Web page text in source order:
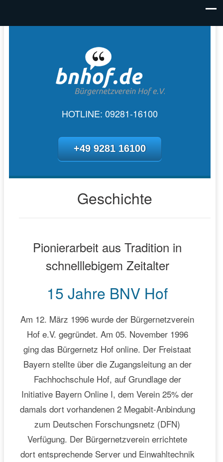
HOTLINE: 09281-16100
+49 9281 16100
Geschichte
Pionierarbeit aus Tradition in
schnelllebigem Zeitalter
15 Jahre BNV Hof
Am 12. März 1996 wurde der Bürgernetzverein
Hof e.V. gegründet. Am 05. November 1996
ging das Bürgernetz Hof online. Der Freistaat
Bayern stellte über die Zugangsleitung an der
Fachhochschule Hof, auf Grundlage der
Initiative Bayern Online I, dem Verein 25% der
damals dort vorhandenen 2 Megabit-Anbindung
zum Deutschen Forschungsnetz (DFN)
Verfügung. Der Bürgernetzverein errichtete
dort entsprechende Server und Einwahltechnik